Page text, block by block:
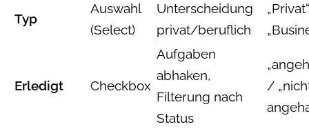
Typ
Auswahl
(Select)
Unterscheidung
privat/beruflich
Erledigt Checkbox
Aufgaben
abhaken,
Filterung nach
Status
/